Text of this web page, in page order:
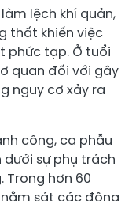
lệch khí quản,
thất khiến việc
phức tạp. Ở tuổi
quan đối với gây
nguy cơ xảy ra
công, ca phẫu
sự phụ trách
Trong hơn 60